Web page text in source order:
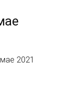
2021